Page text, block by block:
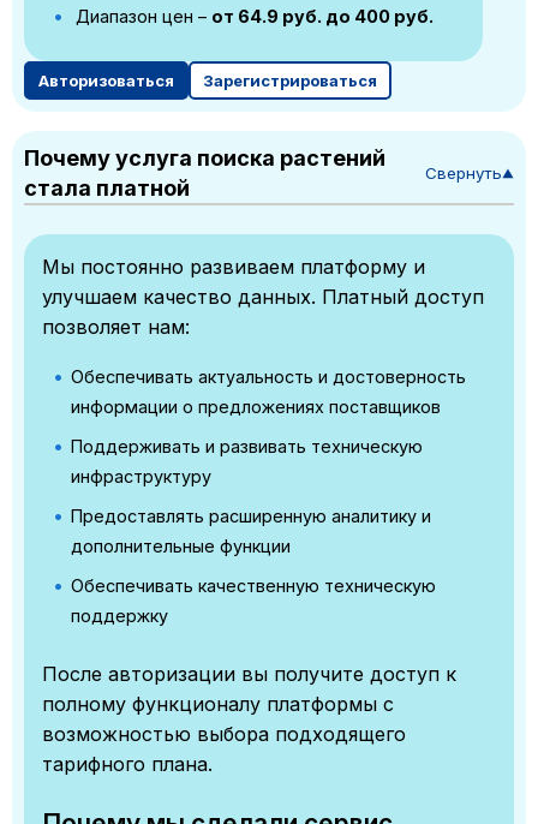
Диапазон цен – от 64.9 руб. до 400 руб.
Авторизоваться Зарегистрироваться
Почему услуга поиска растений
стала платной
Свернуть▼
Мы постоянно развиваем платформу и
улучшаем качество данных. Платный доступ
позволяет нам:
Обеспечивать актуальность и достоверность
информации о предложениях поставщиков
Поддерживать и развивать техническую
инфраструктуру
Предоставлять расширенную аналитику и
дополнительные функции
Обеспечивать качественную техническую
поддержку
После авторизации вы получите доступ к
полному функционалу платформы с
возможностью выбора подходящего
тарифного плана.